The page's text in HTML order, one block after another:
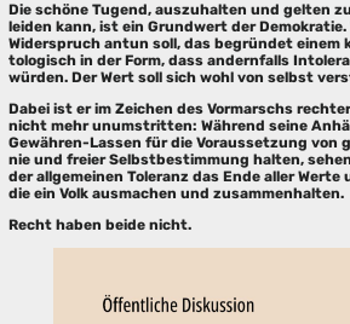
Die schö­ne Tugend, aus­zu­hal­ten und gel­ten
lei­den kann, ist ein Grund­wert der Demo­kra­tie.
Wider­spruch antun soll, das begrün­det
to­lo­gisch in der Form, dass andern­falls
wür­den. Der Wert soll sich wohl von selbst
Dabei ist er im Zei­chen des Vor­marschs
nicht mehr unum­strit­ten: Wäh­rend sei­ne
Gewäh­ren-Las­sen für die Vor­aus­set­zung von
nie und frei­er Selbst­be­stim­mung hal­ten,
der all­ge­mei­nen Tole­ranz das Ende aller
die ein Volk aus­ma­chen und zusam­men­hal­ten.
Recht haben bei­de nicht.